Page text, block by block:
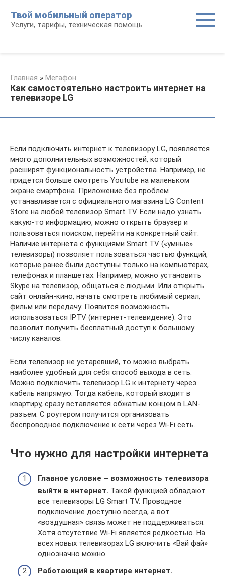
контенту
Твой мобильный оператор
Услуги, тарифы, техническая помощь
Главная » Мегафон
Как самостоятельно настроить интернет на
телевизоре LG
Если подключить интернет к телевизору LG, появляется
много дополнительных возможностей, который
расширят функциональность устройства. Например, не
придется больше смотреть Youtube на маленьком
экране смартфона. Приложение без проблем
устанавливается с официального магазина LG Content
Store на любой телевизор Smart TV. Если надо узнать
какую-то информацию, можно открыть браузер и
пользоваться поиском, перейти на конкретный сайт.
Наличие интернета с функциями Smart TV («умные»
телевизоры) позволяет пользоваться частью функций,
которые ранее были доступны только на компьютерах,
телефонах и планшетах. Например, можно установить
Skype на телевизор, общаться с людьми. Или открыть
сайт онлайн-кино, начать смотреть любимый сериал,
фильм или передачу. Появится возможность
использоваться IPTV (интернет-телевидение). Это
позволит получить бесплатный доступ к большому
числу каналов.
Если телевизор не устаревший, то можно выбрать
наиболее удобный для себя способ выхода в сеть.
Можно подключить телевизор LG к интернету через
кабель напрямую. Тогда кабель, который входит в
квартиру, сразу вставляется обжатым концом в LAN-
разъем. С роутером получится организовать
беспроводное подключение к сети через Wi-Fi сеть.
Что нужно для настройки интернета
Главное условие – возможность телевизора
выйти в интернет. Такой функцией обладают
все телевизоры LG Smart TV. Проводное
подключение доступно всегда, а вот
«воздушная» связь может не поддерживаться.
Хотя отсутствие Wi-Fi является редкостью. На
всех новых телевизорах LG включить «Вай фай»
однозначно можно.
Работающий в квартире интернет.